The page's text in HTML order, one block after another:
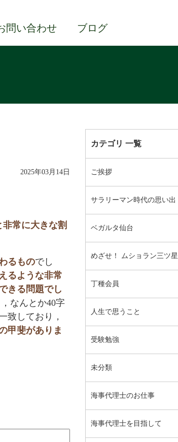
問い合わせ ブログ
2025年03月14日
常に大きな割
るものでし
るような非常
きる問題でし
なんとか40字
致しており，
甲斐がありま
カテゴリ 一覧
ご挨拶
サラリーマン時代の思い出
ベガルタ仙台
めざせ！ ムショラン三ツ星
丁種会員
人生で思うこと
受験勉強
未分類
海事代理士のお仕事
海事代理士を目指して